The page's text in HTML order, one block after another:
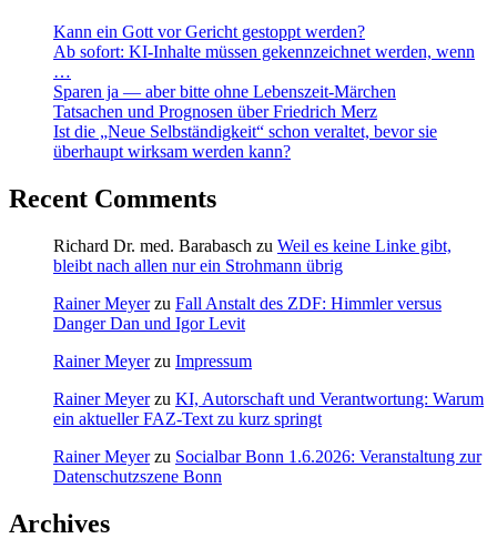
Kann ein Gott vor Gericht gestoppt werden?
Ab sofort: KI-Inhalte müssen gekennzeichnet werden, wenn
…
Sparen ja — aber bitte ohne Lebenszeit-Märchen
Tatsachen und Prognosen über Friedrich Merz
Ist die „Neue Selbständigkeit“ schon veraltet, bevor sie
überhaupt wirksam werden kann?
Recent Comments
Richard Dr. med. Barabasch zu Weil es keine Linke gibt,
bleibt nach allen nur ein Strohmann übrig
Rainer Meyerzu Fall Anstalt des ZDF: Himmler versus
Danger Dan und Igor Levit
Rainer Meyerzu Impressum
Rainer Meyerzu KI, Autorschaft und Verantwortung: Warum
ein aktueller FAZ-Text zu kurz springt
Rainer Meyerzu Socialbar Bonn 1.6.2026: Veranstaltung zur
Datenschutzszene Bonn
Archives